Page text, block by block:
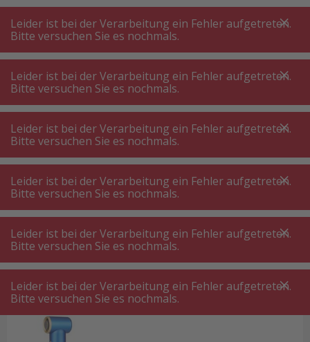
A +++
A+++
A +++
A+++
MyPost
MyPost
MENÜ SUCHE
Ventilator Tischventilator
Tischventilator ⋅ USB Ventilator
Produktfilter
20 P.
Sortieren nach
KiCA Jet Fan Mini
Leider ist bei der Verarbeitung ein Fehler aufgetreten.
Bitte versuchen Sie es nochmals.
Leider ist bei der Verarbeitung ein Fehler aufgetreten.
Bitte versuchen Sie es nochmals.
Leider ist bei der Verarbeitung ein Fehler aufgetreten.
Bitte versuchen Sie es nochmals.
Leider ist bei der Verarbeitung ein Fehler aufgetreten.
Bitte versuchen Sie es nochmals.
Leider ist bei der Verarbeitung ein Fehler aufgetreten.
Bitte versuchen Sie es nochmals.
Leider ist bei der Verarbeitung ein Fehler aufgetreten.
Bitte versuchen Sie es nochmals.